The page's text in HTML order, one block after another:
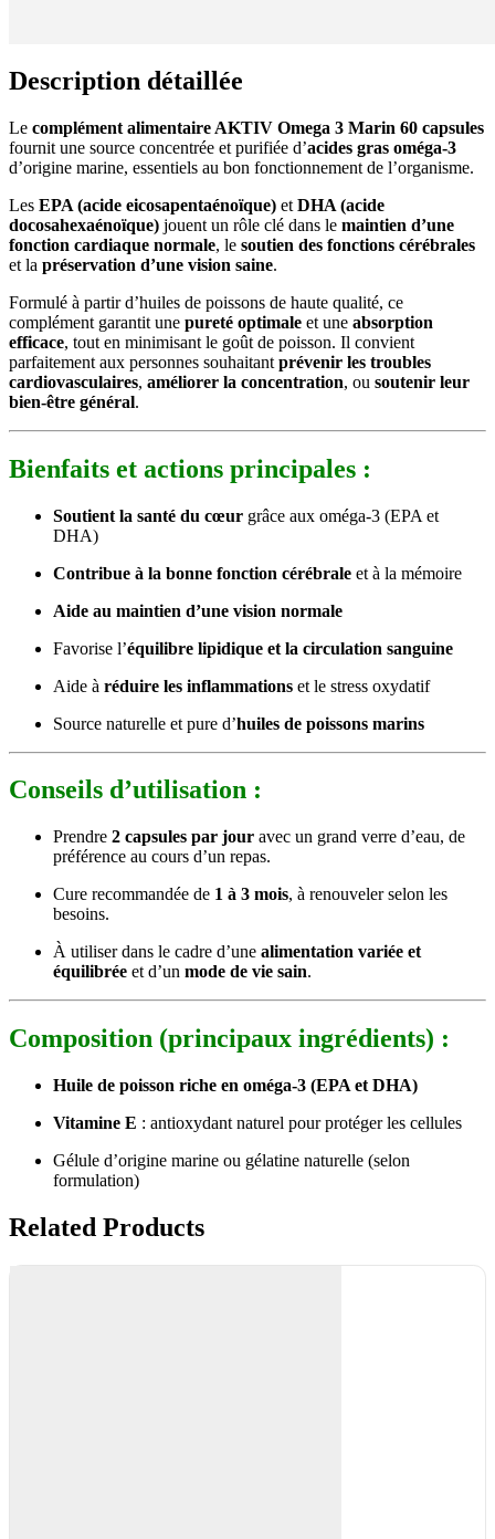
Description détaillée
Le complément alimentaire AKTIV Omega 3 Marin 60 capsules
fournit une source concentrée et purifiée d’acides gras oméga-3
d’origine marine, essentiels au bon fonctionnement de l’organisme.
Les EPA (acide eicosapentaénoïque) et DHA (acide
docosahexaénoïque) jouent un rôle clé dans le maintien d’une
fonction cardiaque normale, le soutien des fonctions cérébrales
et la préservation d’une vision saine.
Formulé à partir d’huiles de poissons de haute qualité, ce
complément garantit une pureté optimale et une absorption
efficace, tout en minimisant le goût de poisson. Il convient
parfaitement aux personnes souhaitant prévenir les troubles
cardiovasculaires, améliorer la concentration, ou soutenir leur
bien-être général.
Bienfaits et actions principales :
Soutient la santé du cœur grâce aux oméga-3 (EPA et
DHA)
Contribue à la bonne fonction cérébrale et à la mémoire
Aide au maintien d’une vision normale
Favorise l’équilibre lipidique et la circulation sanguine
Aide à réduire les inflammations et le stress oxydatif
Source naturelle et pure d’huiles de poissons marins
Conseils d’utilisation :
Prendre 2 capsules par jour avec un grand verre d’eau, de
préférence au cours d’un repas.
Cure recommandée de 1 à 3 mois, à renouveler selon les
besoins.
À utiliser dans le cadre d’une alimentation variée et
équilibrée et d’un mode de vie sain.
Composition (principaux ingrédients) :
Huile de poisson riche en oméga-3 (EPA et DHA)
Vitamine E : antioxydant naturel pour protéger les cellules
Gélule d’origine marine ou gélatine naturelle (selon
formulation)
Related Products